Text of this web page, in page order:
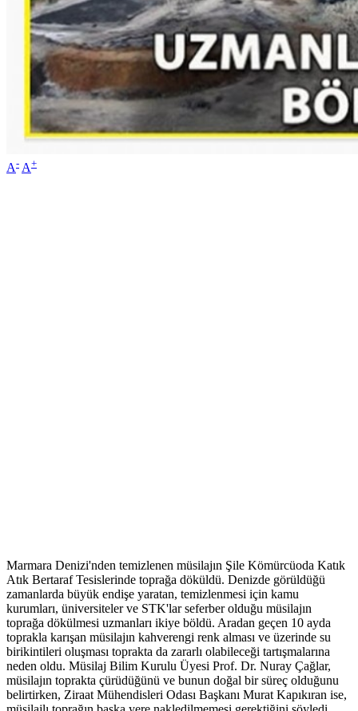
A- A+
Marmara Denizi'nden temizlenen müsilajın Şile Kömürcüoda Katık
Atık Bertaraf Tesislerinde toprağa döküldü. Denizde görüldüğü
zamanlarda büyük endişe yaratan, temizlenmesi için kamu
kurumları, üniversiteler ve STK'lar seferber olduğu müsilajın
toprağa dökülmesi uzmanları ikiye böldü. Aradan geçen 10 ayda
toprakla karışan müsilajın kahverengi renk alması ve üzerinde su
birikintileri oluşması toprakta da zararlı olabileceği tartışmalarına
neden oldu. Müsilaj Bilim Kurulu Üyesi Prof. Dr. Nuray Çağlar,
müsilajın toprakta çürüdüğünü ve bunun doğal bir süreç olduğunu
belirtirken, Ziraat Mühendisleri Odası Başkanı Murat Kapıkıran ise,